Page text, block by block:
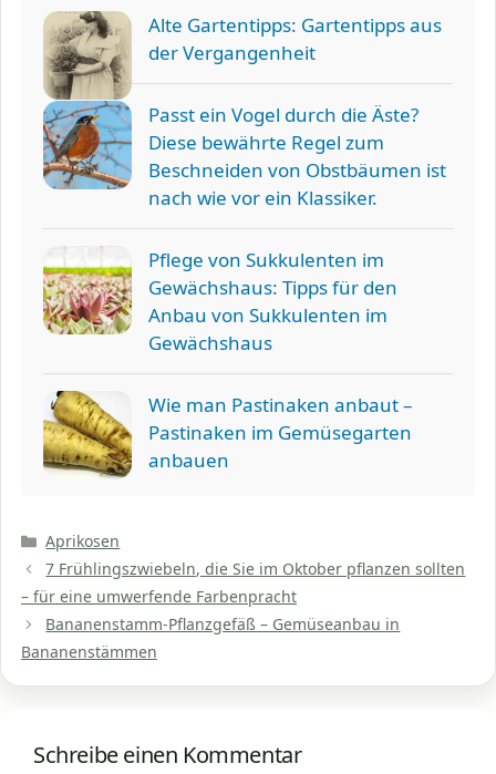
Alte Gartentipps: Gartentipps aus
der Vergangenheit
Passt ein Vogel durch die Äste?
Diese bewährte Regel zum
Beschneiden von Obstbäumen ist
nach wie vor ein Klassiker.
Pflege von Sukkulenten im
Gewächshaus: Tipps für den
Anbau von Sukkulenten im
Gewächshaus
Wie man Pastinaken anbaut –
Pastinaken im Gemüsegarten
anbauen
Kategorien
Aprikosen
7 Frühlingszwiebeln, die Sie im Oktober pflanzen sollten
– für eine umwerfende Farbenpracht
Bananenstamm-Pflanzgefäß – Gemüseanbau in
Bananenstämmen
Schreibe einen Kommentar